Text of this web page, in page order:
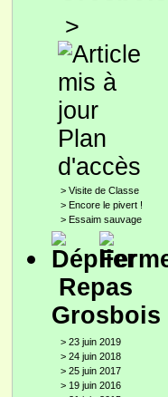
>
Plan
d'accès
> Visite de Classe
> Encore le pivert !
> Essaim sauvage
Repas
Grosbois
> 23 juin 2019
> 24 juin 2018
> 25 juin 2017
> 19 juin 2016